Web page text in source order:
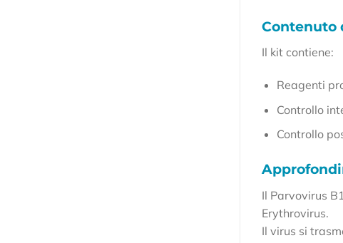
Contenuto
Il kit contiene:
Reagenti
Controllo
Controllo
Il Parvovirus
Erythrovirus.
Il virus si